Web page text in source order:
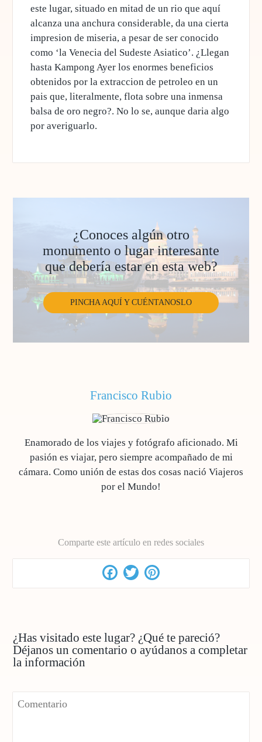
este lugar, situado en mitad de un rio que aquí
alcanza una anchura considerable, da una cierta
impresion de miseria, a pesar de ser conocido
como ‘la Venecia del Sudeste Asiatico’. ¿Llegan
hasta Kampong Ayer los enormes beneficios
obtenidos por la extraccion de petroleo en un
pais que, literalmente, flota sobre una inmensa
balsa de oro negro?. No lo se, aunque daria algo
por averiguarlo.
¿Conoces algún otro
monumento o lugar interesante
que debería estar en esta web?
PINCHA AQUÍ Y CUÉNTANOSLO
Francisco Rubio
Enamorado de los viajes y fotógrafo aficionado. Mi
pasión es viajar, pero siempre acompañado de mi
cámara. Como unión de estas dos cosas nació Viajeros
por el Mundo!
Comparte este artículo en redes sociales
Facebook
Twitter
¿Has visitado este lugar? ¿Qué te pareció?
Déjanos un comentario o ayúdanos a completar
la información